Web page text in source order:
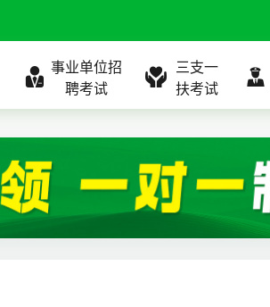
公务员课程
事业单位招
聘考试
全国
北京
事业单位课程
三支一
扶考试
考试公告
职位表
全国
北京
考试公告
职位表
考试公告
职位表
全国
北京
考试公告
职位表